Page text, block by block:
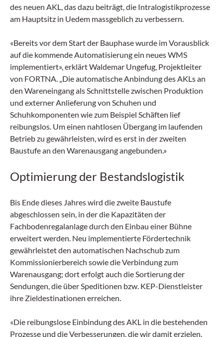
des neuen AKL, das dazu beiträgt, die Intralogistikprozesse
am Hauptsitz in Uedem massgeblich zu verbessern.
«Bereits vor dem Start der Bauphase wurde im Vorausblick
auf die kommende Automatisierung ein neues WMS
implementiert», erklärt Waldemar Ungefug, Projektleiter
von FORTNA. „Die automatische Anbindung des AKLs an
den Wareneingang als Schnittstelle zwischen Produktion
und externer Anlieferung von Schuhen und
Schuhkomponenten wie zum Beispiel Schäften lief
reibungslos. Um einen nahtlosen Übergang im laufenden
Betrieb zu gewährleisten, wird es erst in der zweiten
Baustufe an den Warenausgang angebunden.»
Optimierung der Bestandslogistik
Bis Ende dieses Jahres wird die zweite Baustufe
abgeschlossen sein, in der die Kapazitäten der
Fachbodenregalanlage durch den Einbau einer Bühne
erweitert werden. Neu implementierte Fördertechnik
gewährleistet den automatischen Nachschub zum
Kommissionierbereich sowie die Verbindung zum
Warenausgang; dort erfolgt auch die Sortierung der
Sendungen, die über Speditionen bzw. KEP-Dienstleister
ihre Zieldestinationen erreichen.
«Die reibungslose Einbindung des AKL in die bestehenden
Prozesse und die Verbesserungen, die wir damit erzielen,